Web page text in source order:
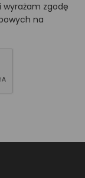
wyrażam zgodę
na